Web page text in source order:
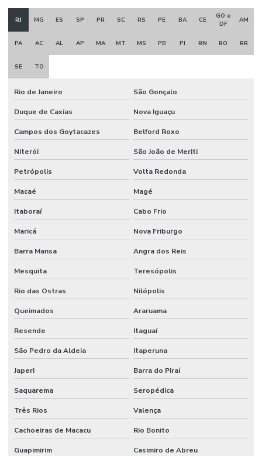
RJ MG ES SP PR SC RS PE BA CE
GO e
DF
AM
PA AC AL AP MA MT MS PB PI RN RO RR
SE TO
Rio de Janeiro São Gonçalo
Duque de Caxias Nova Iguaçu
Campos dos Goytacazes Belford Roxo
Niterói São João de Meriti
Petrópolis Volta Redonda
Macaé Magé
Itaboraí Cabo Frio
Maricá Nova Friburgo
Barra Mansa Angra dos Reis
Mesquita Teresópolis
Rio das Ostras Nilópolis
Queimados Araruama
Resende Itaguaí
São Pedro da Aldeia Itaperuna
Japeri Barra do Piraí
Saquarema Seropédica
Três Rios Valença
Cachoeiras de Macacu Rio Bonito
Guapimirim Casimiro de Abreu